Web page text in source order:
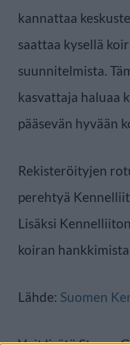
kannattaa
saattaa kysellä
suunnitelmista.
kasvattaja haluaa
pääsevän hyvään
Rekisteröityjen
perehtyä
Lisäksi Kennelliiton
koiran
Lähde: Suomen